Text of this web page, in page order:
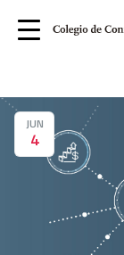
JUN
4